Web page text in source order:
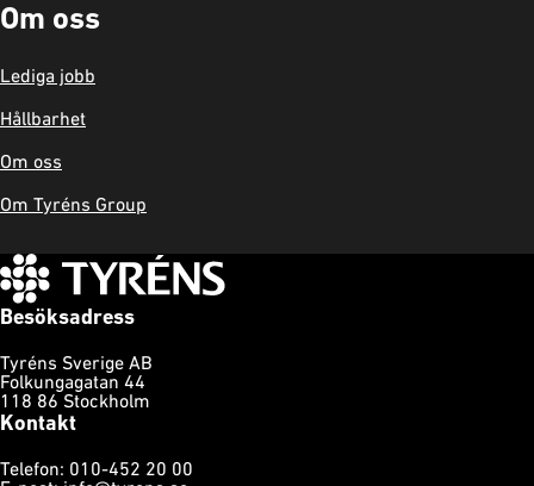
Om oss
Lediga jobb
Hållbarhet
Om oss
Om Tyréns Group
Besöksadress
Tyréns Sverige AB
Folkungagatan 44
118 86 Stockholm
Kontakt
Telefon: 010-452 20 00